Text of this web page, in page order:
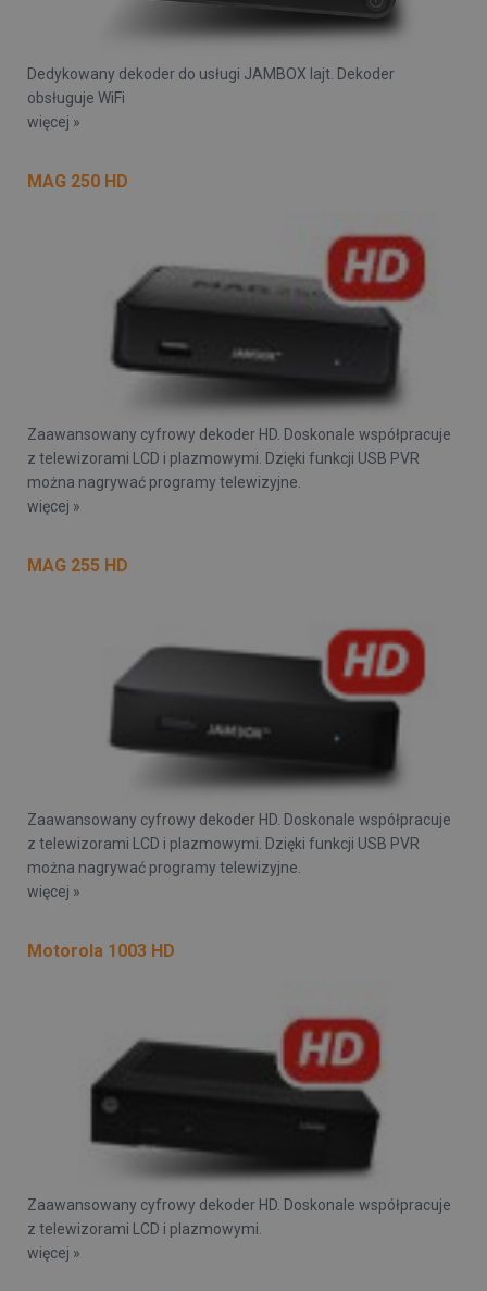
Dedykowany dekoder do usługi JAMBOX lajt. Dekoder
obsługuje WiFi
więcej »
MAG 250 HD
Zaawansowany cyfrowy dekoder HD. Doskonale współpracuje
z telewizorami LCD i plazmowymi. Dzięki funkcji USB PVR
można nagrywać programy telewizyjne.
więcej »
MAG 255 HD
Zaawansowany cyfrowy dekoder HD. Doskonale współpracuje
z telewizorami LCD i plazmowymi. Dzięki funkcji USB PVR
można nagrywać programy telewizyjne.
więcej »
Motorola 1003 HD
Zaawansowany cyfrowy dekoder HD. Doskonale współpracuje
z telewizorami LCD i plazmowymi.
więcej »